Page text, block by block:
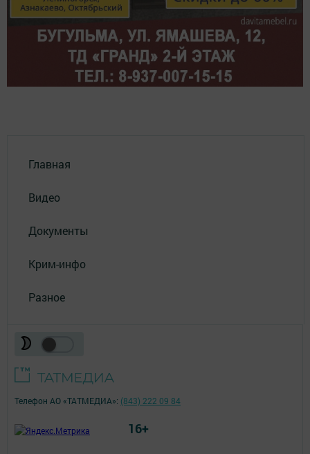
Главная
Видео
Документы
Крим-инфо
Разное
Телефон АО «ТАТМЕДИА»: (843) 222 09 84
16+